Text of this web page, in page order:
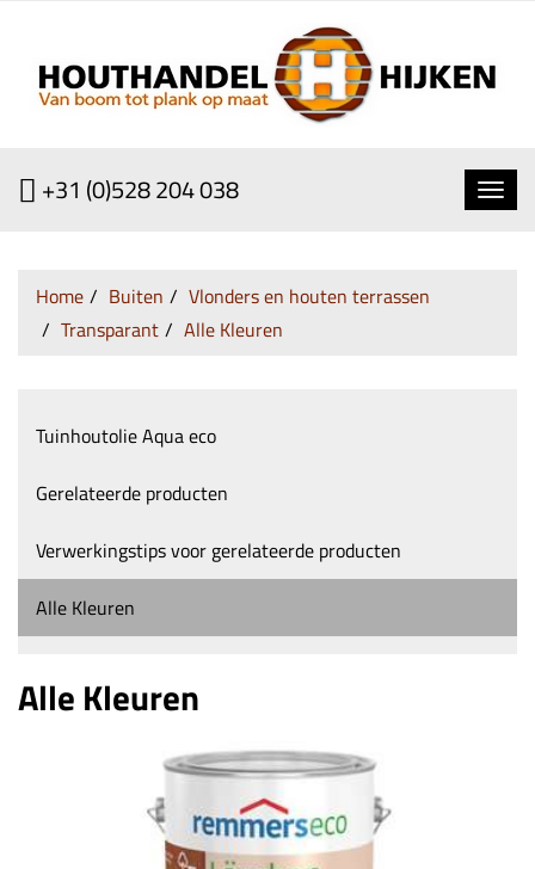
+31 (0)528 204 038
Home Buiten
Vlonders en houten terrassen
Transparant
Alle Kleuren
Tuinhoutolie Aqua eco
Gerelateerde producten
Verwerkingstips voor gerelateerde producten
Alle Kleuren
Alle Kleuren